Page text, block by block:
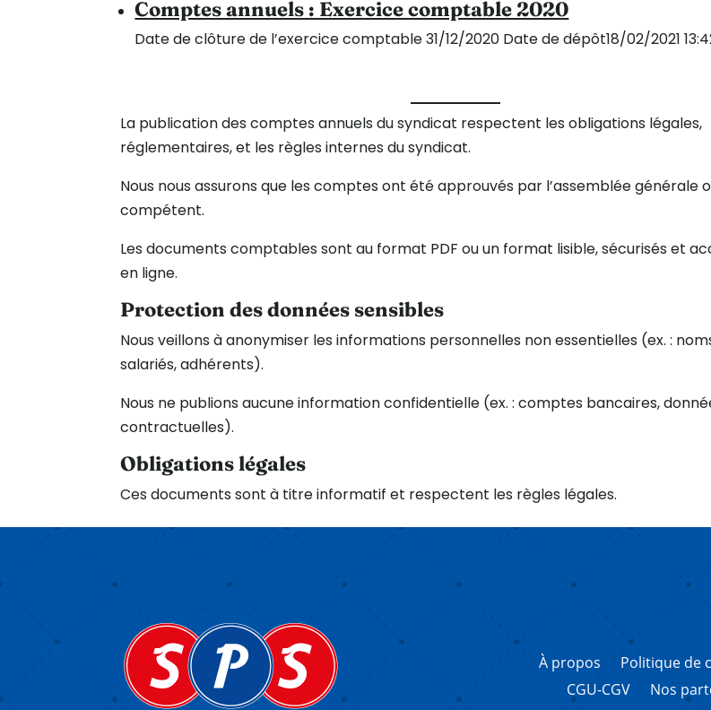
Comptes annuels : Exercice comptable 2020
Date de clôture de l’exercice comptable 31/12/2020 Date de dépôt18/02/2021
La publication des comptes annuels du syndicat respectent les obligations légales,
réglementaires, et les règles internes du syndicat.
Nous nous assurons que les comptes ont été approuvés par l’assemblée générale
compétent.
Les documents comptables sont au format PDF ou un format lisible, sécurisés et
en ligne.
Protection des données sensibles
Nous veillons à anonymiser les informations personnelles non essentielles (ex. :
salariés, adhérents).
Nous ne publions aucune information confidentielle (ex. : comptes bancaires,
contractuelles).
Obligations légales
Ces documents sont à titre informatif et respectent les règles légales.
À propos Politique de
CGU-CGV
Nos